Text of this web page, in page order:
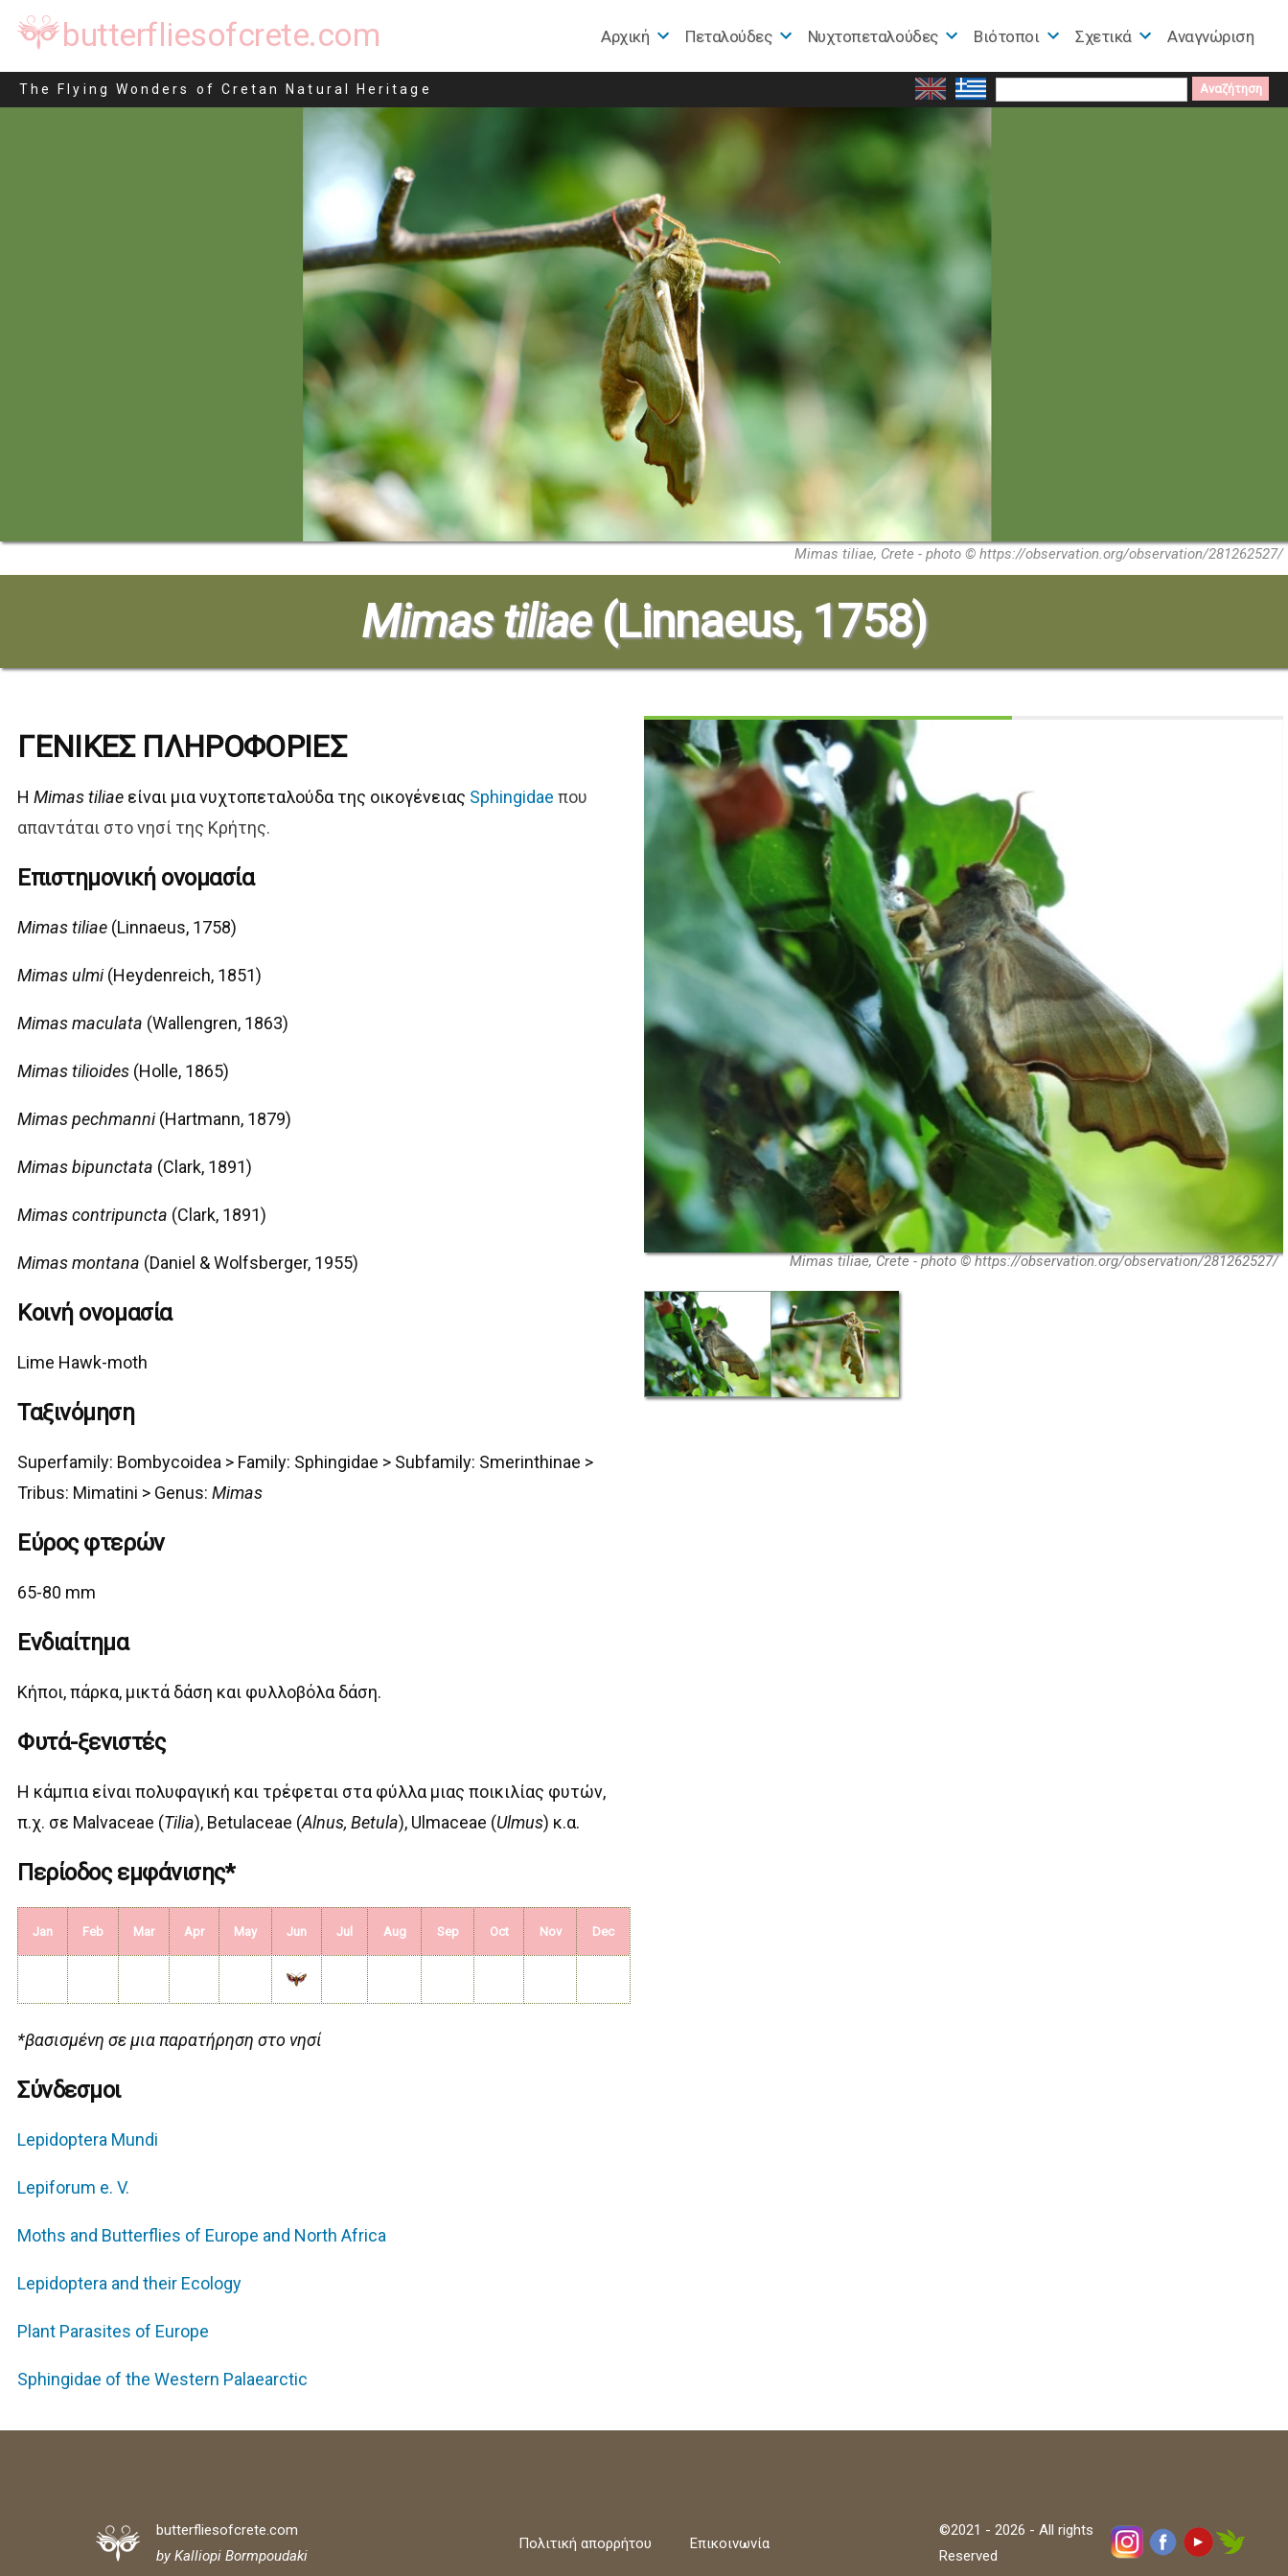
butterfliesofcrete.com
The Flying Wonders of Cretan Natural Heritage
Αρχική Πεταλούδες Nυχτοπεταλούδες Βιότοποι Σχετικά Αναγνώριση
Search
Mimas tiliae
Mimas tiliae, Crete - photo © https://observation.org/observation/281262527/
Mimas tiliae(Linnaeus, 1758)
ΓΕΝΙΚΕΣ ΠΛΗΡΟΦΟΡΙΕΣ
ΗMimas tiliae είναι μια νυχτοπεταλούδα της οικογένειας Sphingidae που
απαντάται στο νησί της Κρήτης.
Επιστημονική ονομασία
Mimas tiliae (Linnaeus, 1758)
Mimas ulmi(Heydenreich, 1851)
Mimas maculata (Wallengren, 1863)
Mimas tilioides (Holle, 1865)
Mimas pechmanni(Hartmann, 1879)
Mimas bipunctata (Clark, 1891)
Mimas contripuncta (Clark, 1891)
Mimas montana (Daniel & Wolfsberger, 1955)
Κοινή ονομασία
Lime Hawk-moth
Ταξινόμηση
Superfamily: Bombycoidea > Family: Sphingidae > Subfamily: Smerinthinae >
Tribus: Mimatini > Genus:Mimas
Εύρος φτερών
65-80 mm
Ενδιαίτημα
Κήποι, πάρκα, μικτά δάση και φυλλοβόλα δάση.
Φυτά-ξενιστές
Η κάμπια είναι πολυφαγική και τρέφεται στα φύλλα μιας ποικιλίας φυτών,
π.χ. σε Malvaceae (Tilia), Betulaceae (Alnus, Betula), Ulmaceae (Ulmus) κ.α.
Περίοδος εμφάνισης*
Jan Feb Mar Apr May Jun Jul Aug Sep Oct Nov Dec
*βασισμένη σε μια παρατήρηση στο νησί
Σύνδεσμοι
Lepidoptera Mundi
Lepiforum e. V.
Moths and Butterflies of Europe and North Africa
Lepidoptera and their Ecology
Plant Parasites of Europe
Sphingidae of the Western Palaearctic
Mimas tiliae, Crete - photo © https://observation.org/observation/281262527/
butterfliesofcrete.com
by Kalliopi Bormpoudaki
Πολιτική απορρήτου Επικοινωνία
©2021 - 2026 - All rights
Reserved